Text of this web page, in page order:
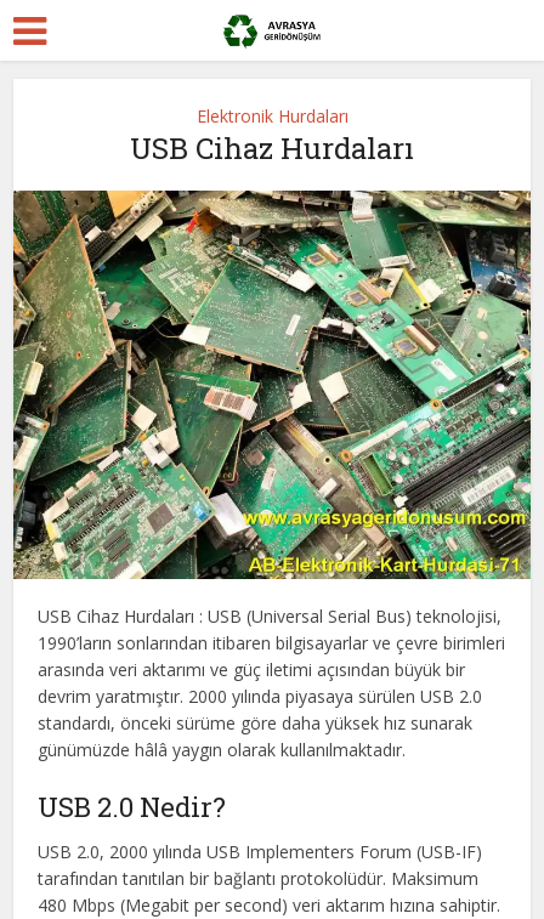
Elektronik Hurdaları
USB Cihaz Hurdaları
USB Cihaz Hurdaları : USB (Universal Serial Bus) teknolojisi,
1990’ların sonlarından itibaren bilgisayarlar ve çevre birimleri
arasında veri aktarımı ve güç iletimi açısından büyük bir
devrim yaratmıştır. 2000 yılında piyasaya sürülen USB 2.0
standardı, önceki sürüme göre daha yüksek hız sunarak
günümüzde hâlâ yaygın olarak kullanılmaktadır.
USB 2.0 Nedir?
USB 2.0, 2000 yılında USB Implementers Forum (USB-IF)
tarafından tanıtılan bir bağlantı protokolüdür. Maksimum
480 Mbps (Megabit per second) veri aktarım hızına sahiptir.